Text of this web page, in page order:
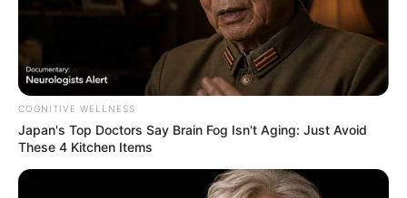
COGNITIVE WELLNESS
Japan's Top Doctors Say Bra​in Fo​g Isn't Aging: Just Avoid
These 4 Kitchen Items